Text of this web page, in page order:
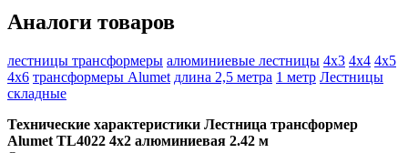
Аналоги товаров
лестницы трансформеры алюминиевые лестницы 4х3 4х4 4х5
4х6 трансформеры Alumet длина 2,5 метра 1 метр Лестницы
складные
Технические характеристики Лестница трансформер
Alumet TL4022 4х2 алюминиевая 2.42 м